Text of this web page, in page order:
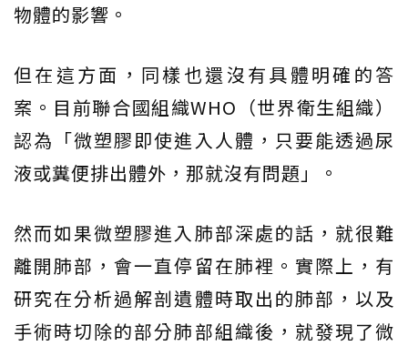
物體的影響。
但在這方面，同樣也還沒有具體明確的答
案。目前聯合國組織WHO（世界衛生組織）
認為「微塑膠即使進入人體，只要能透過尿
液或糞便排出體外，那就沒有問題」。
然而如果微塑膠進入肺部深處的話，就很難
離開肺部，會一直停留在肺裡。實際上，有
研究在分析過解剖遺體時取出的肺部，以及
手術時切除的部分肺部組織後，就發現了微